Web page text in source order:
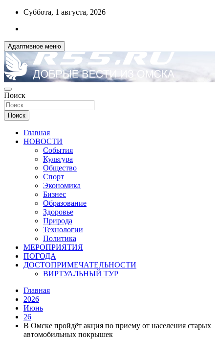
Перейти
содержимому
Суббота, 1 августа, 2026
Адаптивное меню
R55.RU
ДОБРЫЕ ВЕСТИ ИЗ ОМСКА
Поиск
Поиск
Главная
НОВОСТИ
События
Культура
Общество
Спорт
Экономика
Бизнес
Образование
Здоровье
Природа
Технологии
Политика
МЕРОПРИЯТИЯ
ПОГОДА
ДОСТОПРИМЕЧАТЕЛЬНОСТИ
ВИРТУАЛЬНЫЙ ТУР
Главная
2026
Июнь
26
В Омске пройдёт акция по приему от населения старых
автомобильных покрышек